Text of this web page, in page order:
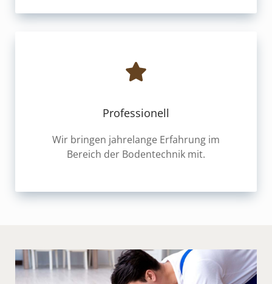
Professionell
Wir bringen jahrelange Erfahrung im
Bereich der Bodentechnik mit.